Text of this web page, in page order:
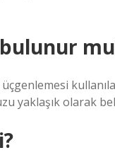
yaklaşık olarak